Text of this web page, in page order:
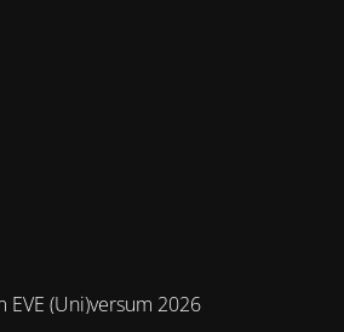
(Uni)versum 2026